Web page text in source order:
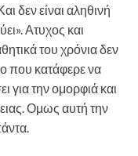
δεν είναι αληθινή
Ατυχος και
του χρόνια δεν
που κατάφερε να
για την ομορφιά και
Ομως αυτή την